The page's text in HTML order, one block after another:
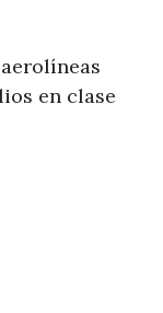
en clase